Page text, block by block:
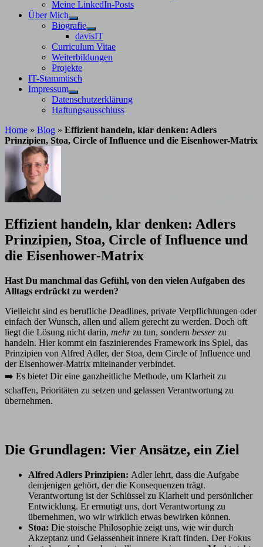
Meine LinkedIn-Posts
Über Mich
Untermenü
anzeigen
Biografie
Untermenü
anzeigen
davisIT
Curriculum Vitae
Weiterbildungen
Projekte
IT-Stammtisch
Impressum
Untermenü
anzeigen
Datenschutzerklärung
Haftungsausschluss
Home » Blog » Effizient handeln, klar denken: Adlers
Prinzipien, Stoa, Circle of Influence und die Eisenhower-Matrix
Effizient handeln, klar denken: Adlers
Prinzipien, Stoa, Circle of Influence und
die Eisenhower-Matrix
Hast Du manchmal das Gefühl, von den vielen Aufgaben des
Alltags erdrückt zu werden?
Vielleicht sind es berufliche Deadlines, private Verpflichtungen oder
einfach der Wunsch, allen und allem gerecht zu werden. Doch oft
liegt die Lösung nicht darin, mehrzu tun, sondern besserzu
handeln. Hier kommt ein faszinierendes Framework ins Spiel, das
Prinzipien von Alfred Adler, der Stoa, dem Circle of Influence und
der Eisenhower-Matrix miteinander verbindet.
➡️ Es bietet Dir eine ganzheitliche Methode, um Klarheit zu
schaffen, Prioritäten zu setzen und gelassen Verantwortung zu
übernehmen.
Die Grundlagen: Vier Ansätze, ein Ziel
Alfred Adlers Prinzipien: Adler lehrt, dass die Aufgabe
demjenigen gehört, der die Konsequenzen trägt.
Verantwortung ist der Schlüssel zu Klarheit und persönlicher
Entwicklung. Er ermutigt uns, dort Verantwortung zu
übernehmen, wo wir wirklich etwas bewirken können.
Stoa: Die stoische Philosophie zeigt uns, wie wir durch
Akzeptanz und Gelassenheit innere Kraft finden. Der Fokus